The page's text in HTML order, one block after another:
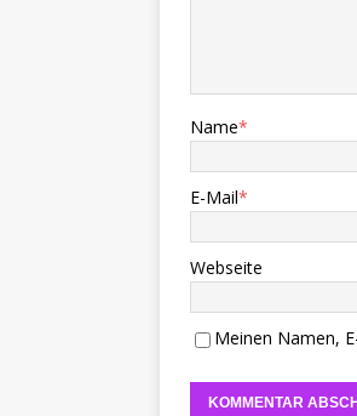
Name*
E-Mail*
Webseite
Meinen Namen,